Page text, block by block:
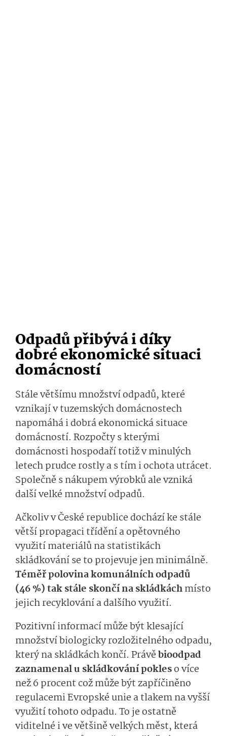
Odpadů přibývá i díky
dobré ekonomické situaci
domácností
Stále většímu množství odpadů, které
vznikají v tuzemských domácnostech
napomáhá i dobrá ekonomická situace
domácností. Rozpočty s kterými
domácnosti hospodaří totiž v minulých
letech prudce rostly a s tím i ochota utrácet.
Společně s nákupem výrobků ale vzniká
další velké množství odpadů.
Ačkoliv v České republice dochází ke stále
větší propagaci třídění a opětovného
využití materiálů na statistikách
skládkování se to projevuje jen minimálně.
Téměř polovina komunálních odpadů
(46 %) tak stále skončí na skládkáchmísto
jejich recyklování a dalšího využití.
Pozitivní informací může být klesající
množství biologicky rozložitelného odpadu,
který na skládkách končí. Právěbioodpad
zaznamenal u skládkování pokleso více
než 6 procent což může být zapříčiněno
regulacemi Evropské unie a tlakem na vyšší
využití tohoto odpadu. To je ostatně
viditelné i ve většině velkých měst, která